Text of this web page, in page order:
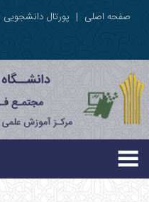
صفحه اصلی | پورتال دانشجویی